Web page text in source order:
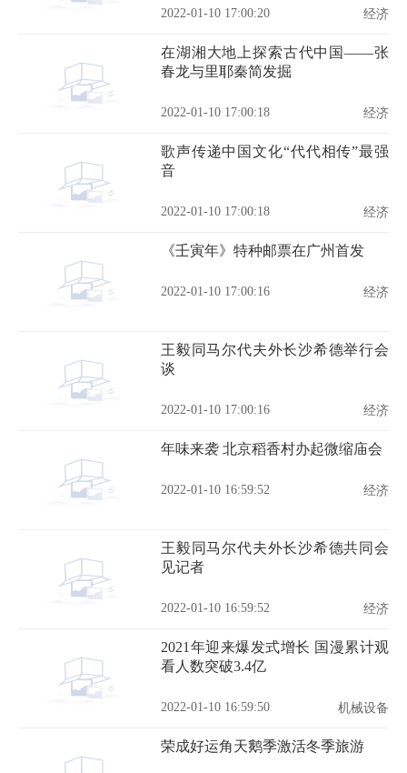
2022-01-10 17:00:20 经济
在湖湘大地上探索古代中国——张
春龙与里耶秦简发掘
2022-01-10 17:00:18 经济
歌声传递中国文化“代代相传”最强
音
2022-01-10 17:00:18 经济
《壬寅年》特种邮票在广州首发
2022-01-10 17:00:16 经济
王毅同马尔代夫外长沙希德举行会
谈
2022-01-10 17:00:16 经济
年味来袭 北京稻香村办起微缩庙会
2022-01-10 16:59:52 经济
王毅同马尔代夫外长沙希德共同会
见记者
2022-01-10 16:59:52 经济
2021年迎来爆发式增长 国漫累计观
看人数突破3.4亿
2022-01-10 16:59:50 机械设备
荣成好运角天鹅季激活冬季旅游